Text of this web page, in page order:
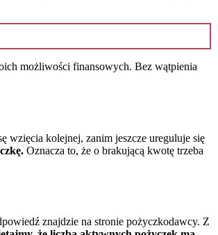
możliwości finansowych. Bez wątpienia
wzięcia kolejnej, zanim jeszcze ureguluje się
Oznacza to, że o brakującą kwotę trzeba
znajdzie na stronie pożyczkodawcy. Z